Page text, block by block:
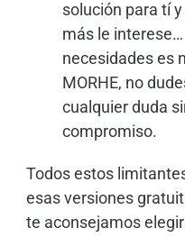
solución para tí
más le
necesidades es
MORHE, no
cualquier duda
compromiso.
Todos estos
esas versiones
te aconsejamos